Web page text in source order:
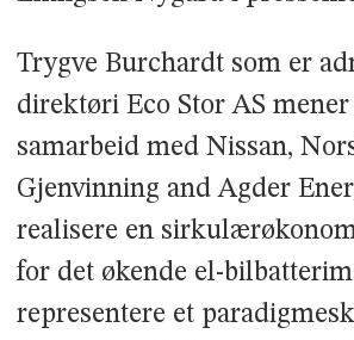
Trygve Burchardt som er
direktøri Eco Stor AS mener
samarbeid med Nissan,
Gjenvinning and Agder
realisere en
for det økende el-
representere et